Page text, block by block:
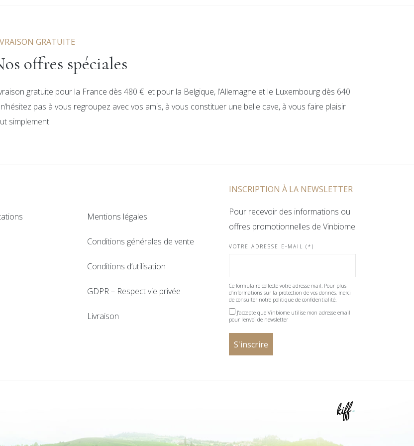
GRATUITE
offres spéciales
gratuite pour la France dès 480 € et pour la Belgique, l’Allemagne et le Luxembourg dès 640
pas à vous regroupez avec vos amis, à vous constituer une belle cave, à vous faire plaisir
simplement !
Mentions légales
Conditions générales de vente
Conditions d’utilisation
GDPR – Respect vie privée
Livraison
INSCRIPTION À LA NEWSLETTER
Pour recevoir des informations ou
offres promotionnelles de Vinbiome
VOTRE ADRESSE E-MAIL (*)
Ce formulaire collecte votre adresse mail. Pour plus
d'informations sur la protection de vos donnés, merci
de consulter notre politique de confidentialité.
J'accepte que Vinbiome utilise mon adresse email
pour l'envoi de newsletter